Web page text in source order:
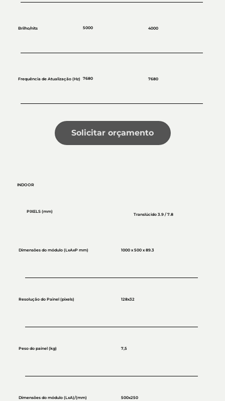
Brilho/nits 4000
5000
Frequência de Atualização (Hz) 7680
7680
Solicitar orçamento
PIXELS (mm)
Translúcido 3.9 / 7.8
INDOOR
Dimensões do módulo (LxAxP mm) 1000 x 500 x 89.3
Resolução do Painel (pixels) 128x32
Peso do painel (kg) 7,5
Dimensões do módulo (LxA)/(mm) 500x250